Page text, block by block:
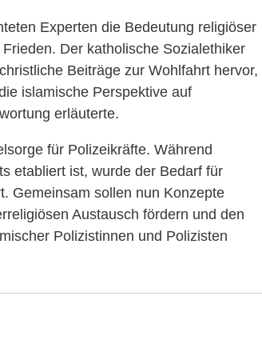
Experten die Bedeutung religiöser
Der katholische Sozialethiker
Beiträge zur Wohlfahrt hervor,
islamische Perspektive auf
erläuterte.
für Polizeikräfte. Während
etabliert ist, wurde der Bedarf für
Gemeinsam sollen nun Konzepte
Austausch fördern und den
Polizistinnen und Polizisten